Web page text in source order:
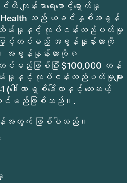
တီ ကျန်းမာရေးစောင့်ရှောက်မှု
Health သည် ယခင်နှစ်အခွန်
သိမ်းမှုနှင့် လုပ်ငန်းလည်ပတ်မှု
ြှင့်တင်မည့် အခွန်နှုန်းထားကို
ခွန်နှုန်းထားကို ၈
မည်ဖြစ်ပြီး $100,000 တန်
းမှုနှင့် လုပ်ငန်းလည်ပတ်မှုများ
ါ်လာ ရှစ်ဒေါ်လာနှင့် လေးဆယ့်
င်မည်ဖြစ်သည်။.
တွက် ဖြစ်ပါသည်။